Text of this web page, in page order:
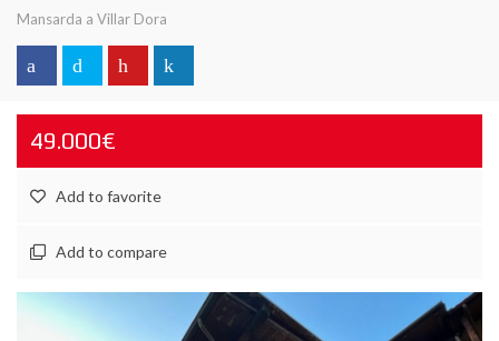
Mansarda a Villar Dora
49.000€
Add to favorite
Add to compare